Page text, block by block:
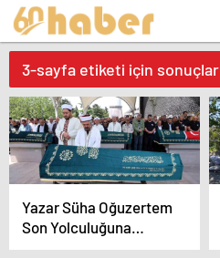
3-sayfa etiketi için sonuçlar
Yazar Süha Oğuzertem
Son Yolculuğuna
Uğurlandı